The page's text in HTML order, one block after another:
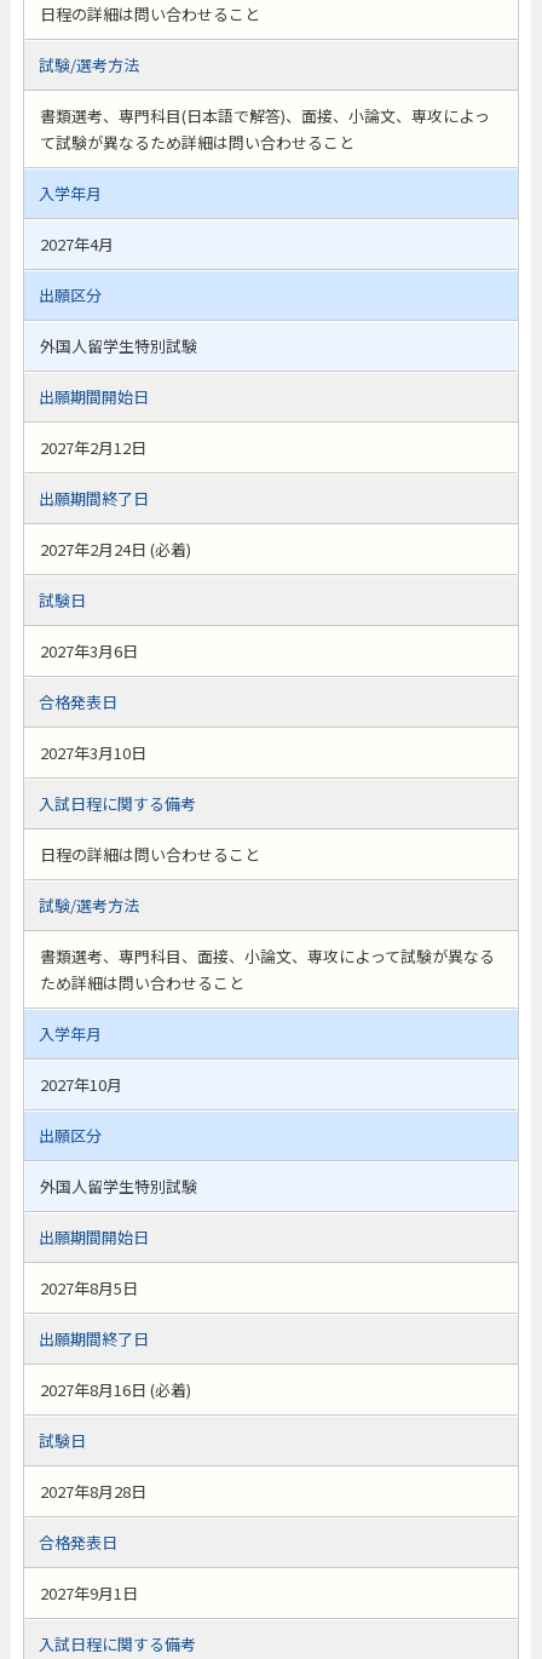
日程の詳細は問い合わせること
試験/選考方法
書類選考、専門科目(日本語で解答)、面接、小論文、専攻によっ
て試験が異なるため詳細は問い合わせること
入学年月
2027年4月
出願区分
外国人留学生特別試験
出願期間開始日
2027年2月12日
出願期間終了日
2027年2月24日 (必着)
試験日
2027年3月6日
合格発表日
2027年3月10日
入試日程に関する備考
日程の詳細は問い合わせること
試験/選考方法
書類選考、専門科目、面接、小論文、専攻によって試験が異なる
ため詳細は問い合わせること
入学年月
2027年10月
出願区分
外国人留学生特別試験
出願期間開始日
2027年8月5日
出願期間終了日
2027年8月16日 (必着)
試験日
2027年8月28日
合格発表日
2027年9月1日
入試日程に関する備考